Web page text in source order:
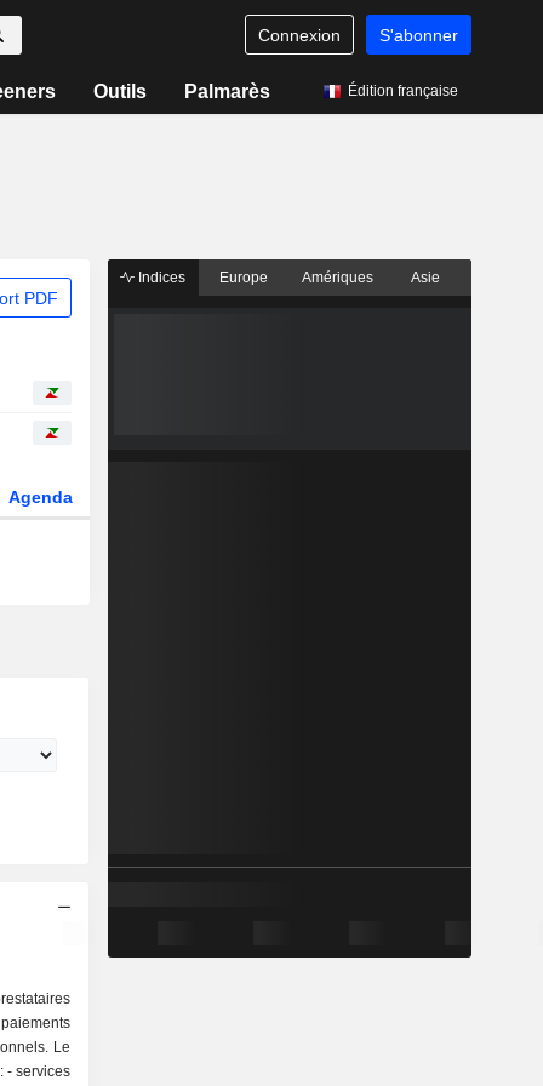
Connexion S'abonner
Outils Palmarès Édition française
PDF
Agenda
Le
Indices Europe Amériques Asie